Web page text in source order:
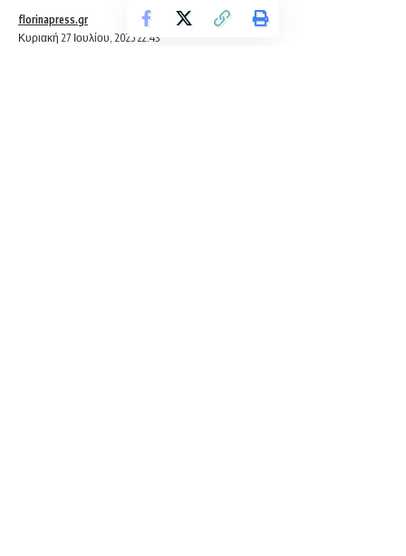
Κυριακή 27 Ιουλίου, 2025 22:43
florinapress.gr